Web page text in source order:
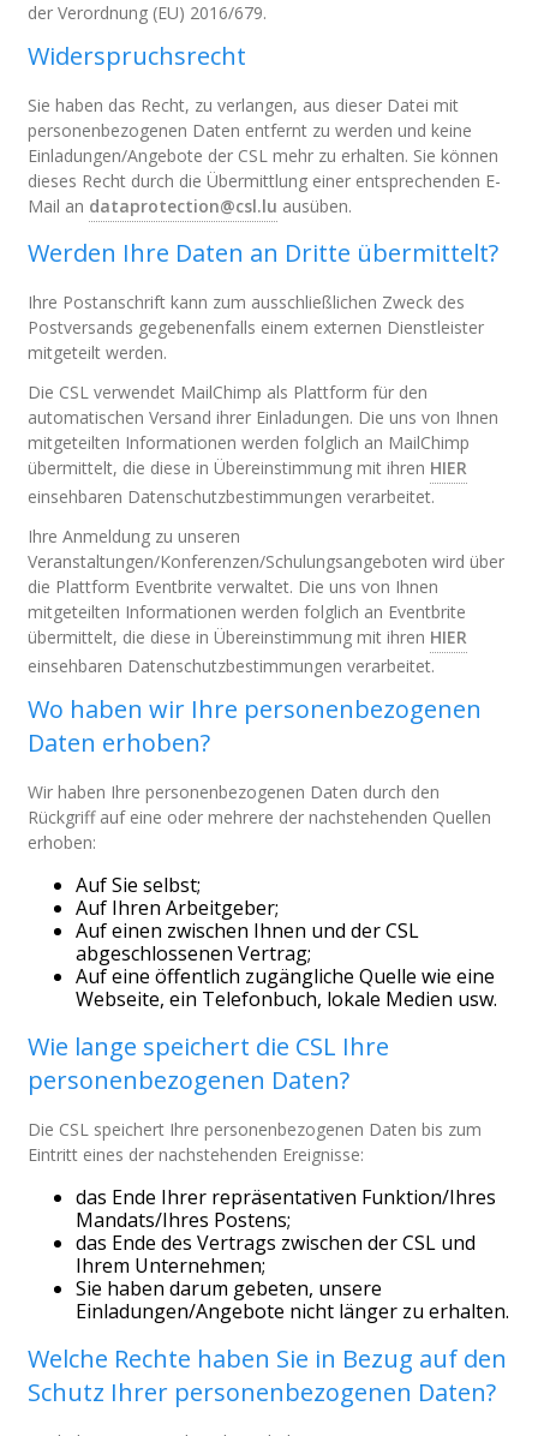
der Verordnung (EU) 2016/679.
Widerspruchsrecht
Sie haben das Recht, zu verlangen, aus dieser Datei mit
personenbezogenen Daten entfernt zu werden und keine
Einladungen/Angebote der CSL mehr zu erhalten. Sie können
dieses Recht durch die Übermittlung einer entsprechenden E-
Mail an dataprotection@csl.lu ausüben.
Werden Ihre Daten an Dritte übermittelt?
Ihre Postanschrift kann zum ausschließlichen Zweck des
Postversands gegebenenfalls einem externen Dienstleister
mitgeteilt werden.
Die CSL verwendet MailChimp als Plattform für den
automatischen Versand ihrer Einladungen. Die uns von Ihnen
mitgeteilten Informationen werden folglich an MailChimp
übermittelt, die diese in Übereinstimmung mit ihren HIER
einsehbaren Datenschutzbestimmungen verarbeitet.
Ihre Anmeldung zu unseren
Veranstaltungen/Konferenzen/Schulungsangeboten wird über
die Plattform Eventbrite verwaltet. Die uns von Ihnen
mitgeteilten Informationen werden folglich an Eventbrite
übermittelt, die diese in Übereinstimmung mit ihren HIER
einsehbaren Datenschutzbestimmungen verarbeitet.
Wo haben wir Ihre personenbezogenen
Daten erhoben?
Wir haben Ihre personenbezogenen Daten durch den
Rückgriff auf eine oder mehrere der nachstehenden Quellen
erhoben:
Auf Sie selbst;
Auf Ihren Arbeitgeber;
Auf einen zwischen Ihnen und der CSL
abgeschlossenen Vertrag;
Auf eine öffentlich zugängliche Quelle wie eine
Webseite, ein Telefonbuch, lokale Medien usw.
Wie lange speichert die CSL Ihre
personenbezogenen Daten?
Die CSL speichert Ihre personenbezogenen Daten bis zum
Eintritt eines der nachstehenden Ereignisse:
das Ende Ihrer repräsentativen Funktion/Ihres
Mandats/Ihres Postens;
das Ende des Vertrags zwischen der CSL und
Ihrem Unternehmen;
Sie haben darum gebeten, unsere
Einladungen/Angebote nicht länger zu erhalten.
Welche Rechte haben Sie in Bezug auf den
Schutz Ihrer personenbezogenen Daten?